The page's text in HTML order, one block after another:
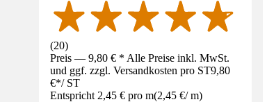
(20)
Preis — 9,80 € * Alle Preise inkl. MwSt.
und ggf. zzgl. Versandkosten pro ST9,80
€*/ ST
Entspricht 2,45 € pro m(2,45 €/ m)